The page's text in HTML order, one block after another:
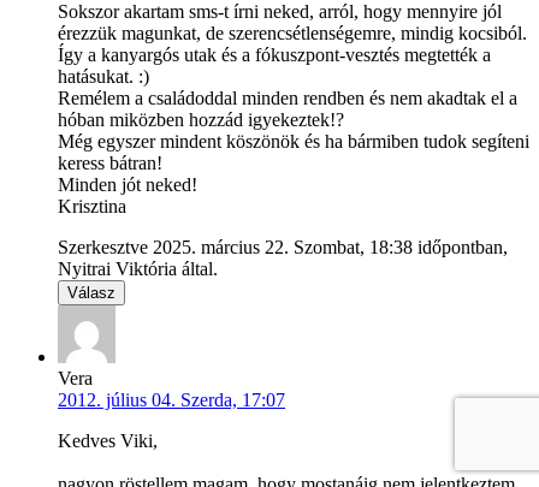
Sokszor akartam sms-t írni neked, arról, hogy mennyire jól
érezzük magunkat, de szerencsétlenségemre, mindig kocsiból.
Így a kanyargós utak és a fókuszpont-vesztés megtették a
hatásukat. :)
Remélem a családoddal minden rendben és nem akadtak el a
hóban miközben hozzád igyekeztek!?
Még egyszer mindent köszönök és ha bármiben tudok segíteni
keress bátran!
Minden jót neked!
Krisztina
Szerkesztve 2025. március 22. Szombat, 18:38 időpontban,
Nyitrai Viktória által.
Válasz
Vera
2012. július 04. Szerda, 17:07
Kedves Viki,